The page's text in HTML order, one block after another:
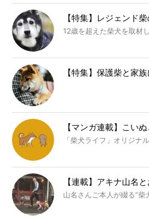
【特集】レジェンド
12歳を超えた柴犬を取材
【特集】保護柴と家
【マンガ連載】こい
「柴犬ライフ」オリジナ
【連載】アキナ山名
山名さんご本人が綴る“柴